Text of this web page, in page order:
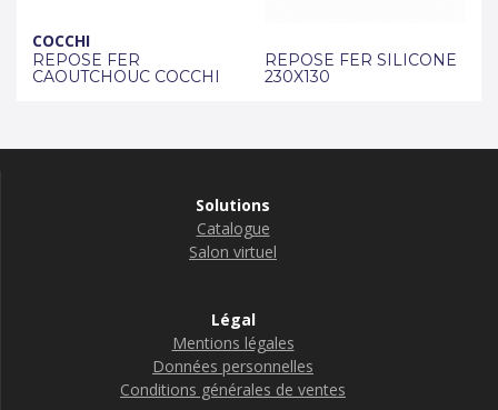
COCCHI
REPOSE FER
CAOUTCHOUC COCCHI
REPOSE FER SILICONE
230X130
Solutions
Catalogue
Salon virtuel
Légal
Mentions légales
Données personnelles
Conditions générales de ventes